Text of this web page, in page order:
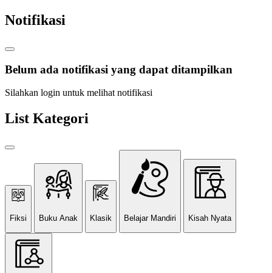
Notifikasi
Belum ada notifikasi yang dapat ditampilkan
Silahkan login untuk melihat notifikasi
List Kategori
Fiksi Buku Anak Klasik Belajar Mandiri Kisah Nyata